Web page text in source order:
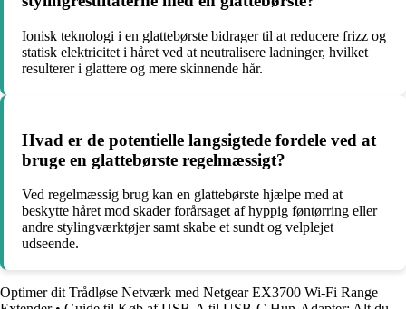
Ionisk teknologi i en glattebørste bidrager til at reducere frizz og
statisk elektricitet i håret ved at neutralisere ladninger, hvilket
resulterer i glattere og mere skinnende hår.
Hvad er de potentielle langsigtede fordele ved at
bruge en glattebørste regelmæssigt?
Ved regelmæssig brug kan en glattebørste hjælpe med at
beskytte håret mod skader forårsaget af hyppig føntørring eller
andre stylingværktøjer samt skabe et sundt og velplejet
udseende.
Optimer dit Trådløse Netværk med Netgear EX3700 Wi-Fi Range